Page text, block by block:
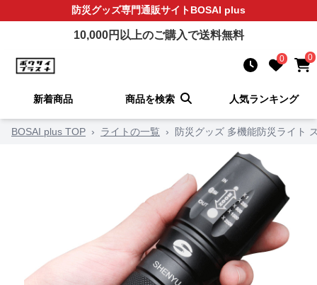
防災グッズ専門通販サイトBOSAI plus
10,000円以上のご購入で送料無料
0 0
新着商品 商品を検索 人気ランキング
BOSAI plus TOP › ライトの一覧 › 防災グッズ 多機能防災ライト